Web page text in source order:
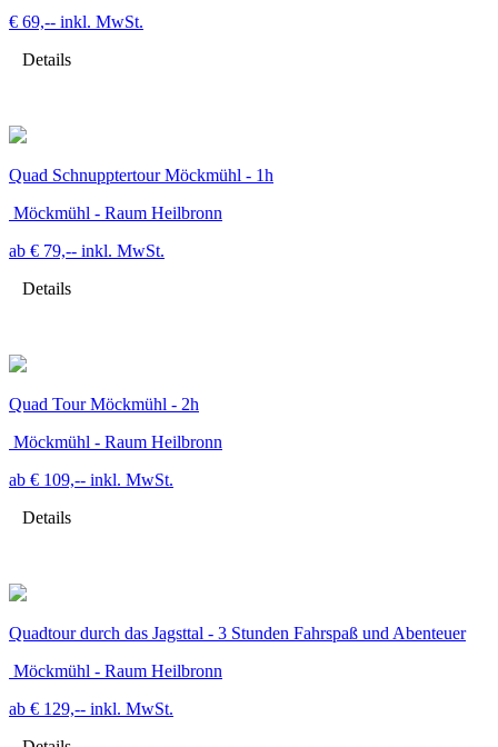
€ 69,-- inkl. MwSt.
Details
Quad Schnupptertour Möckmühl - 1h
Möckmühl - Raum Heilbronn
ab € 79,-- inkl. MwSt.
Details
Quad Tour Möckmühl - 2h
Möckmühl - Raum Heilbronn
ab € 109,-- inkl. MwSt.
Details
Quadtour durch das Jagsttal - 3 Stunden Fahrspaß und Abenteuer
Möckmühl - Raum Heilbronn
ab € 129,-- inkl. MwSt.